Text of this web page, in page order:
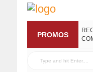
PROMOS